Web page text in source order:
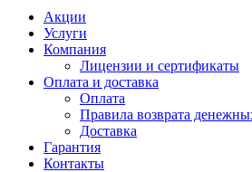
Акции
Услуги
Компания
Лицензии и сертификаты
Оплата и доставка
Оплата
Правила возврата
Доставка
Гарантия
Контакты